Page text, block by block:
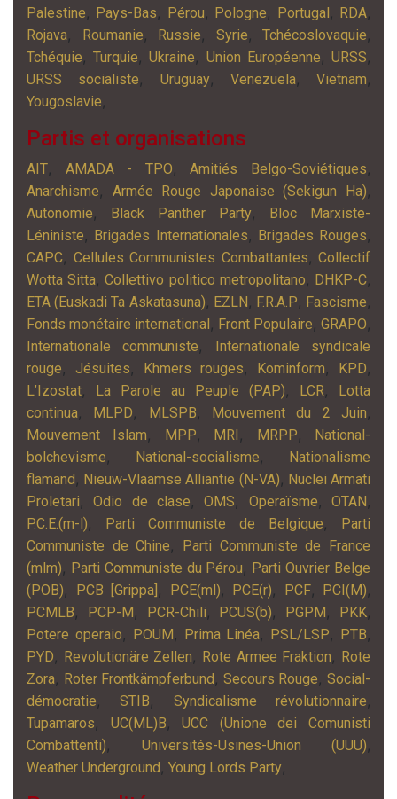
Palestine, Pays-Bas, Pérou, Pologne, Portugal , RDA,
Rojava, Roumanie, Russie, Syrie, Tchécoslovaquie,
Tchéquie,Turquie,Ukraine, Union Européenne,URSS,
URSS socialiste, Uruguay, Venezuela, Vietnam,
Yougoslavie,
Partis et organisations
AIT, AMADA - TPO,Amitiés Belgo-Soviétiques,
Anarchisme, Armée Rouge Japonaise (Sekigun Ha),
Autonomie, Black Panther Party,
Bloc Marxiste-
Léniniste, Brigades Internationales, Brigades Rouges,
CAPC, Cellules Communistes Combattantes, Collectif
Wotta Sitta,Collettivo politico metropolitano, DHKP-C,
ETA (Euskadi Ta Askatasuna), EZLN , F.R.A.P, Fascisme,
Fonds monétaire international , Front Populaire, GRAPO,
Internationale communiste,
Internationale syndicale
rouge, Jésuites, Khmers rouges, Kominform, KPD,
L’Izostat, La Parole au Peuple (PAP), LCR,
Lotta
continua, MLPD, MLSPB, Mouvement du 2 Juin,
Mouvement Islam, MPP, MRI , MRPP,
National-
bolchevisme, National-socialisme,
Nationalisme
flamand , Nieuw-Vlaamse Alliantie (N-VA), Nuclei Armati
Proletari,Odio de clase,OMS, Operaïsme,OTAN ,
P.C.E.(m-l), Parti Communiste de Belgique,
Parti
Communiste de Chine,
Parti Communiste de France
(mlm), Parti Communiste du Pérou, Parti Ouvrier Belge
(POB), PCB [Grippa] , PCE(ml), PCE(r), PCF, PCI(M),
PCMLB, PCP-M , PCR-Chili, PCUS(b), PGPM , PKK,
Potere operaio, POUM , Prima Linéa, PSL/LSP, PTB,
PYD, Revolutionäre Zellen, Rote Armee Fraktion, Rote
Zora, Roter Frontkämpferbund , Secours Rouge,Social-
démocratie,STIB, Syndicalisme révolutionnaire,
Tupamaros, UC(ML)B,UCC (Unione dei Comunisti
Combattenti), Universités-Usines-Union (UUU),
Weather Underground , Young Lords Party,